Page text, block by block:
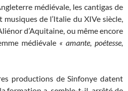
médiévale, les cantigas de
musiques de l’Italie du XIVe siècle,
d’Aquitaine, ou même encore
médiévale « amante, poétesse,
productions de Sinfonye datent